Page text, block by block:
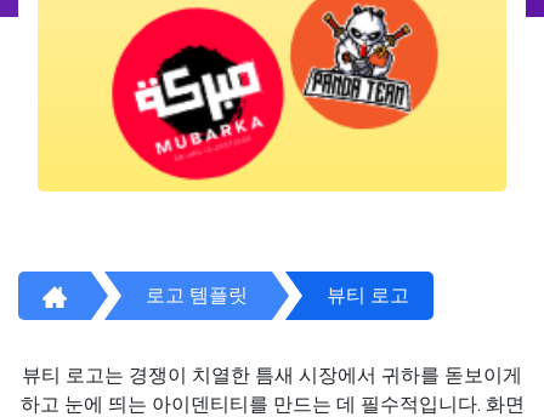
로고 템플릿 뷰티 로고
뷰티 로고는 경쟁이 치열한 틈새 시장에서 귀하를 돋보이게
하고 눈에 띄는 아이덴티티를 만드는 데 필수적입니다. 화면